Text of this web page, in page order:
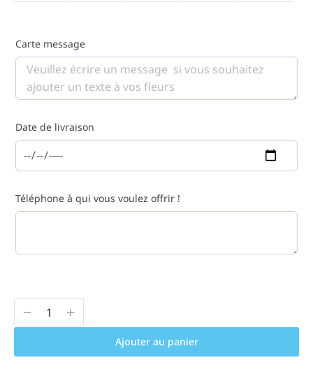
Carte message
Date de livraison
Téléphone à qui vous voulez offrir !
Ajouter au panier